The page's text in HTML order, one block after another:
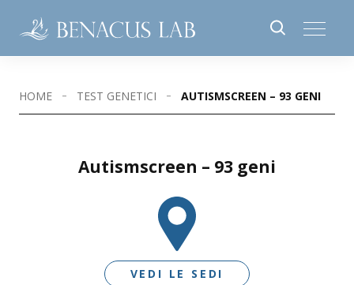
HOME TEST GENETICI AUTISMSCREEN – 93 GENI
Autismscreen – 93 geni
VEDI LE SEDI